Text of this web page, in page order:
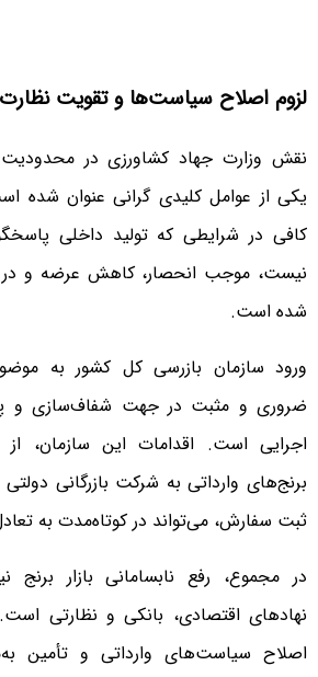
لزوم اصلاح سیاست‌ها و تقویت نظارت
نقش وزارت جهاد کشاورزی در محدودیت
یکی از عوامل کلیدی گرانی عنوان شده
کافی در شرایطی که تولید داخلی
نیست، موجب انحصار، کاهش عرضه و
شده است.
ورود سازمان بازرسی کل کشور به
ضروری و مثبت در جهت شفاف‌سازی و
اجرایی است. اقدامات این سازمان، از
برنج‌های وارداتی به شرکت بازرگانی
ثبت سفارش، می‌تواند در کوتاه‌مدت به
در مجموع، رفع نابسامانی بازار برنج
نهادهای اقتصادی، بانکی و نظارتی
اصلاح سیاست‌های وارداتی و تأمین